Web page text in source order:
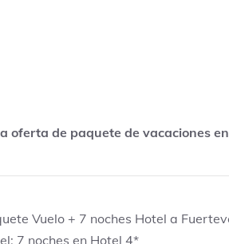
oferta de paquete de vacaciones
Vuelo + 7 noches Hotel a
7 noches en Hotel 4*